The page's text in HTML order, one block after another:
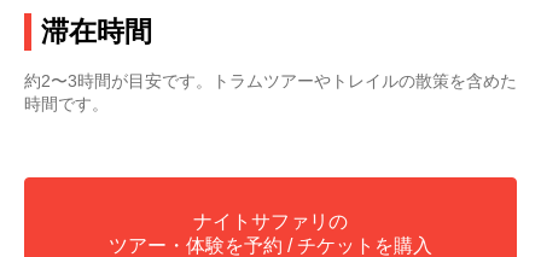
滞在時間
約2〜3時間が目安です。トラムツアーやトレイルの散策を含めた
時間です。
ナイトサファリの
ツアー・体験を予約 / チケットを購入